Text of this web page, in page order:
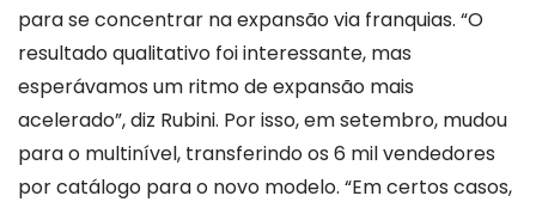
para se concentrar na expansão via franquias. “O
resultado qualitativo foi interessante, mas
esperávamos um ritmo de expansão mais
acelerado”, diz Rubini. Por isso, em setembro, mudou
para o multinível, transferindo os 6 mil vendedores
por catálogo para o novo modelo. “Em certos casos,